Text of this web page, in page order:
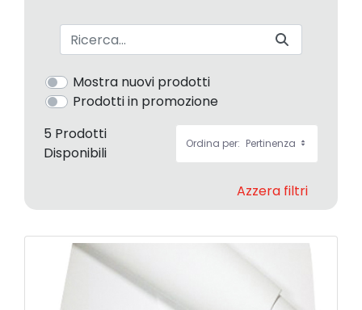
Barra di ricerca
Mostra nuovi prodotti
Prodotti in promozione
5 Prodotti
Disponibili
Ordina per: Pertinenza
Azzera filtri